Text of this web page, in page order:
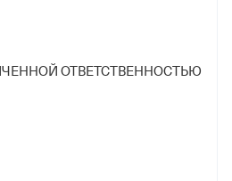
ОТВЕТСТВЕННОСТЬЮ